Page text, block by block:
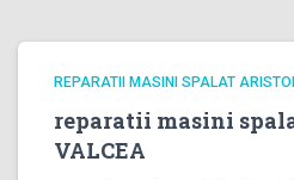
REPARATII MASINI SPALAT
reparatii masini
VALCEA